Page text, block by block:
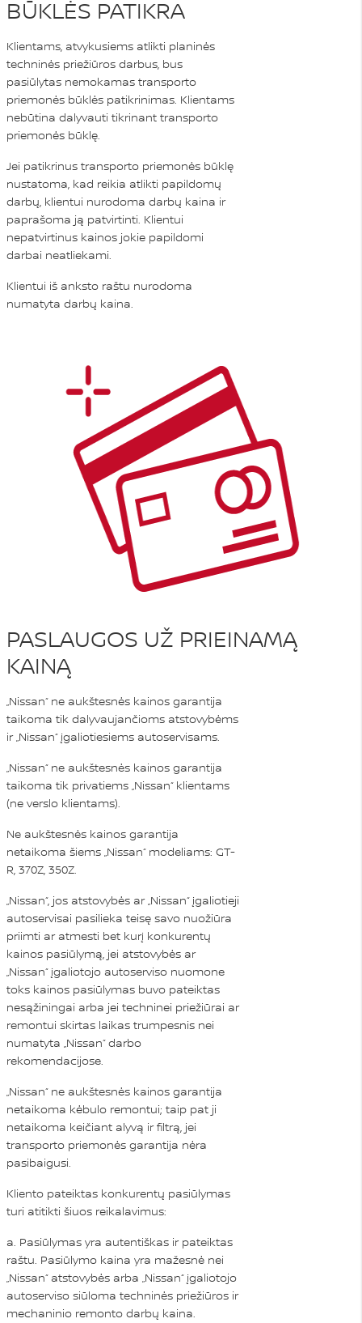
BŪKLĖS PATIKRA
Klientams, atvykusiems atlikti planinės
techninės priežiūros darbus, bus
pasiūlytas nemokamas transporto
priemonės būklės patikrinimas. Klientams
nebūtina dalyvauti tikrinant transporto
priemonės būklę.
Jei patikrinus transporto priemonės būklę
nustatoma, kad reikia atlikti papildomų
darbų, klientui nurodoma darbų kaina ir
paprašoma ją patvirtinti. Klientui
nepatvirtinus kainos jokie papildomi
darbai neatliekami.
Klientui iš anksto raštu nurodoma
numatyta darbų kaina.
PASLAUGOS UŽ PRIEINAMĄ
KAINĄ
„Nissan“ ne aukštesnės kainos garantija
taikoma tik dalyvaujančioms atstovybėms
ir „Nissan“ įgaliotiesiems autoservisams.
„Nissan“ ne aukštesnės kainos garantija
taikoma tik privatiems „Nissan“ klientams
(ne verslo klientams).
Ne aukštesnės kainos garantija
netaikoma šiems „Nissan“ modeliams: GT-
R, 370Z, 350Z.
„Nissan“, jos atstovybės ar „Nissan“ įgaliotieji
autoservisai pasilieka teisę savo nuožiūra
priimti ar atmesti bet kurį konkurentų
kainos pasiūlymą, jei atstovybės ar
„Nissan“ įgaliotojo autoserviso nuomone
toks kainos pasiūlymas buvo pateiktas
nesąžiningai arba jei techninei priežiūrai ar
remontui skirtas laikas trumpesnis nei
numatyta „Nissan“ darbo
rekomendacijose.
„Nissan“ ne aukštesnės kainos garantija
netaikoma kėbulo remontui; taip pat ji
netaikoma keičiant alyvą ir filtrą, jei
transporto priemonės garantija nėra
pasibaigusi.
Kliento pateiktas konkurentų pasiūlymas
turi atitikti šiuos reikalavimus:
a. Pasiūlymas yra autentiškas ir pateiktas
raštu. Pasiūlymo kaina yra mažesnė nei
„Nissan“ atstovybės arba „Nissan“ įgaliotojo
autoserviso siūloma techninės priežiūros ir
mechaninio remonto darbų kaina.